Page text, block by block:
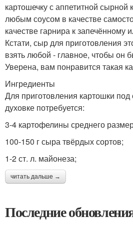
картошечку с аппетитной сырной
любым соусом в качестве
качестве гарнира к запечённому
Кстати, сыр для приготовления
взять любой - главное, чтобы он
Уверена, вам понравится такая
Ингредиенты
Для приготовления картошки
духовке потребуется:
3-4 картофелины среднего
100-150 г сыра твёрдых сортов;
1-2 ст. л. майонеза;
читать дальше →
Последние